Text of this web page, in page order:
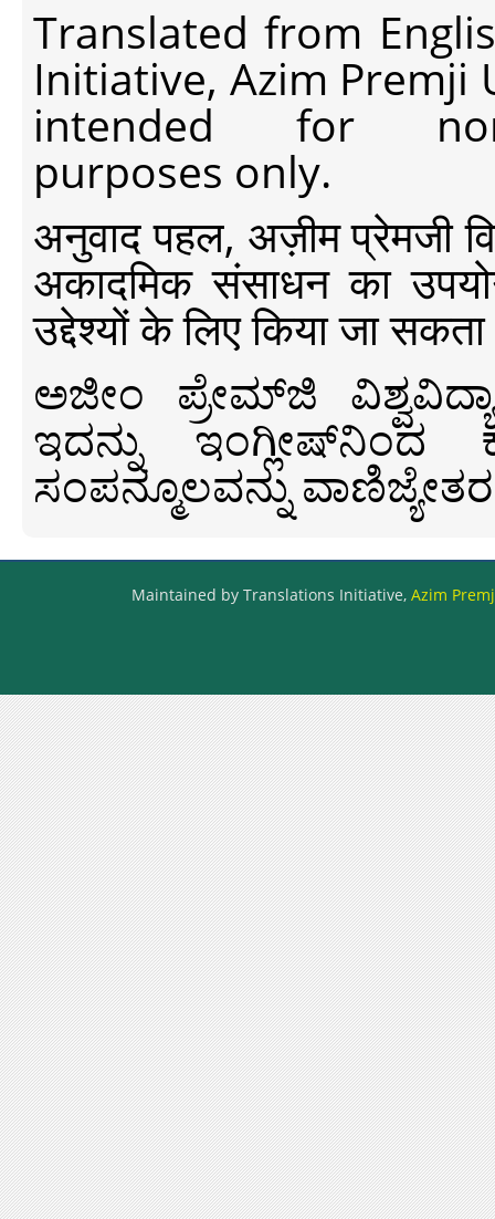
Translated from
Initiative, Azim Premji
intended for non-
purposes only.
अनुवाद पहल, अज़ीम प्रेमजी
अकादमिक संसाधन का
उद्देश्यों के लिए किया जा
ಅಜೀಂ ಪ್ರೇಮ್‍ಜಿ
ಇದನ್ನು ಇಂಗ್ಲೀಷ್‍ನಿಂದ
ಸಂಪನ್ಮೂಲವನ್ನು
Maintained by Translations Initiative, Azim